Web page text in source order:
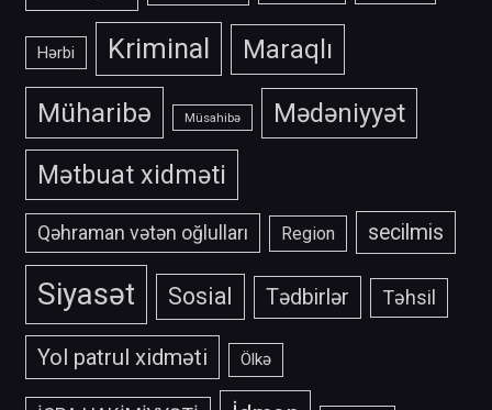
Hərbi Kriminal Maraqlı
Müharibə Müsahibə
Mədəniyyət
Mətbuat xidməti
Qəhraman vətən oğlulları Region secilmis
Siyasət Sosial Tədbirlər Təhsil
Yol patrul xidməti Ölkə